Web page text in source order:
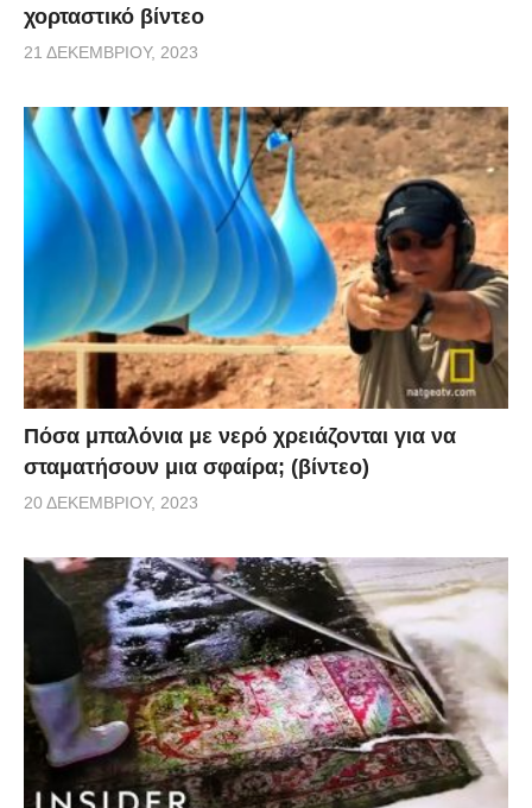
χορταστικό βίντεο
21 ΔΕΚΕΜΒΡΊΟΥ, 2023
Πόσα μπαλόνια με νερό χρειάζονται για να
σταματήσουν μια σφαίρα; (βίντεο)
20 ΔΕΚΕΜΒΡΊΟΥ, 2023